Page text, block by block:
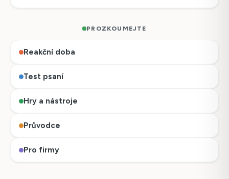
PROZKOUMEJTE
Reakční doba
Test psaní
Hry a nástroje
Průvodce
Pro firmy